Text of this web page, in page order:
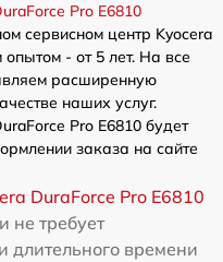
Pro E6810
сервисном центр Kyocera
- от 5 лет. На все
расширенную
наших услуг.
Pro E6810 будет
заказа на сайте
DuraForce Pro E6810
не требует
длительного времени